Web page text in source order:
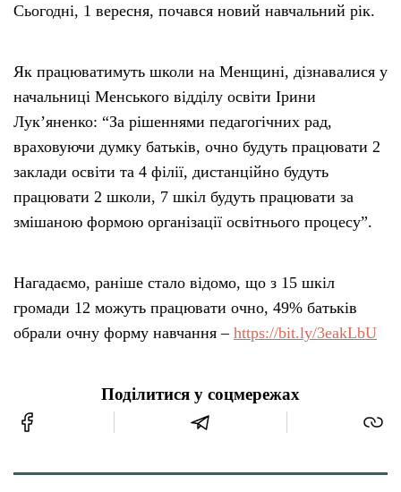
Сьогодні, 1 вересня, почався новий навчальний рік.
Як працюватимуть школи на Менщині, дізнавалися у
начальниці Менського відділу освіти Ірини
Лук’яненко: “За рішеннями педагогічних рад,
враховуючи думку батьків, очно будуть працювати 2
заклади освіти та 4 філії, дистанційно будуть
працювати 2 школи, 7 шкіл будуть працювати за
змішаною формою організації освітнього процесу”.
Нагадаємо, раніше стало відомо, що з 15 шкіл
громади 12 можуть працювати очно, 49% батьків
обрали очну форму навчання – https://bit.ly/3eakLbU
Поділитися у соцмережах